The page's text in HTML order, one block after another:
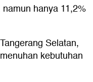
hanya 11,2%
Selatan,
kebutuhan